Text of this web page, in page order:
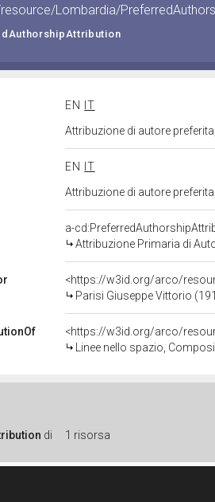
Lombardia/
EN
IT
Attribuzione di autore
EN
IT
Attribuzione di autore
a-
Attribuzione Primaria di
<https://w3id.org/arco/
Parisi Giuseppe Vittorio
<https://w3id.org/arco/
Linee nello spazio,
di 1 risorsa